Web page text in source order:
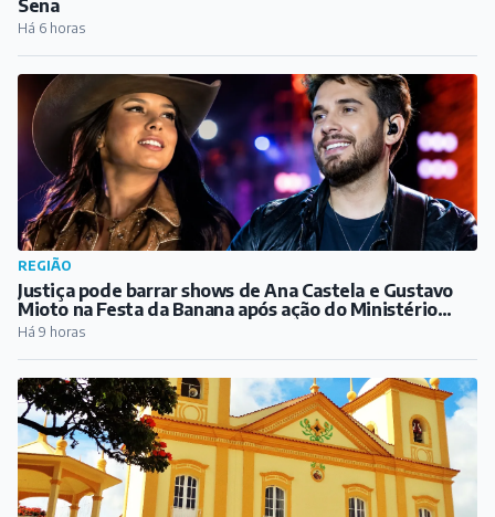
Sena
Há 6 horas
REGIÃO
Justiça pode barrar shows de Ana Castela e Gustavo
Mioto na Festa da Banana após ação do Ministério
Público
Há 9 horas